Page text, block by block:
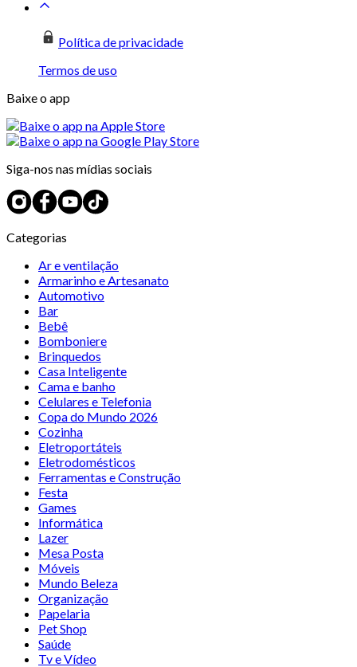
Política de privacidade
Termos de uso
Baixe o app
Siga-nos nas mídias sociais
Categorias
Ar e ventilação
Armarinho e Artesanato
Automotivo
Bar
Bebê
Bomboniere
Brinquedos
Casa Inteligente
Cama e banho
Celulares e Telefonia
Copa do Mundo 2026
Cozinha
Eletroportáteis
Eletrodomésticos
Ferramentas e Construção
Festa
Games
Informática
Lazer
Mesa Posta
Móveis
Mundo Beleza
Organização
Papelaria
Pet Shop
Saúde
Tv e Vídeo